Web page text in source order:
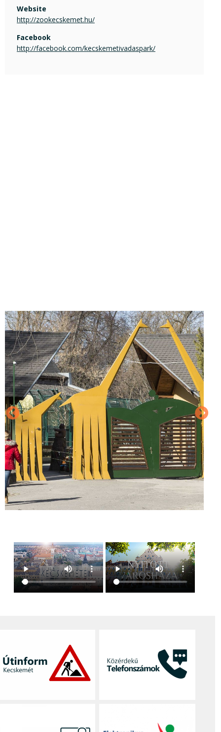
Website
http://zookecskemet.hu/
Facebook
http://facebook.com/kecskemetivadaspark/